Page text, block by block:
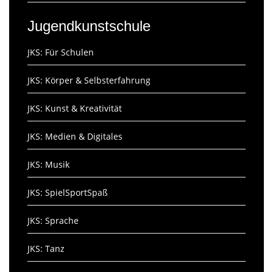
Jugendkunstschule
JKS: Für Schulen
JKS: Körper & Selbsterfahrung
JKS: Kunst & Kreativität
JKS: Medien & Digitales
JKS: Musik
JKS: SpielSportSpaß
JKS: Sprache
JKS: Tanz